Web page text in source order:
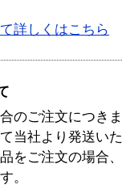
詳しくはこちら
のご注文につき
当社より発送い
をご注文の場合
。